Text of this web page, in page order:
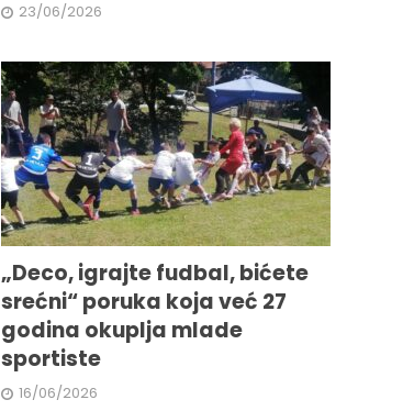
23/06/2026
„Deco, igrajte fudbal, bićete
srećni“ poruka koja već 27
godina okuplja mlade
sportiste
16/06/2026